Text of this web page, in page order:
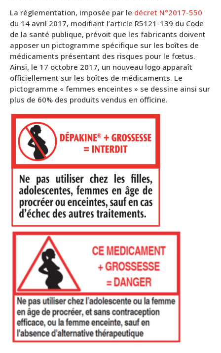
La réglementation, imposée par le décret N°2017-550
du 14 avril 2017, modifiant l’article R5121-139 du Code
de la santé publique, prévoit que les fabricants doivent
apposer un pictogramme spécifique sur les boîtes de
médicaments présentant des risques pour le fœtus.
Ainsi, le 17 octobre 2017, un nouveau logo apparaît
officiellement sur les boîtes de médicaments. Le
pictogramme « femmes enceintes » se dessine ainsi sur
plus de 60% des produits vendus en officine.